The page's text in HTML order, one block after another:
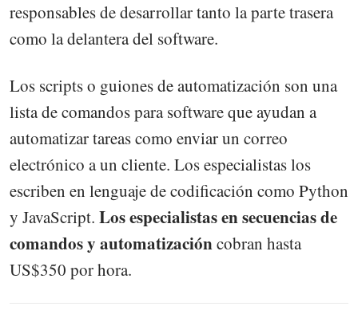
responsables de desarrollar tanto la parte trasera
como la delantera del software.
Los scripts o guiones de automatización son una
lista de comandos para software que ayudan a
automatizar tareas como enviar un correo
electrónico a un cliente. Los especialistas los
escriben en lenguaje de codificación como Python
y JavaScript. Los especialistas en secuencias de
comandos y automatizacióncobran hasta
US$350 por hora.